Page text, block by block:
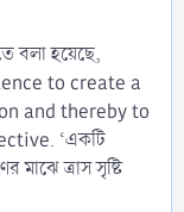
বলা হয়েছে,
to create a
and thereby to
‘একটি
মাঝে ত্রাস সৃষ্টি